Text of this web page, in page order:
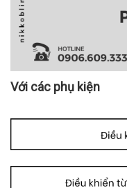
Với các phụ kiện